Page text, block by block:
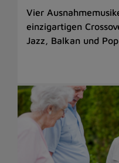
Vier
einzigartigen
Jazz, Balkan und Pop